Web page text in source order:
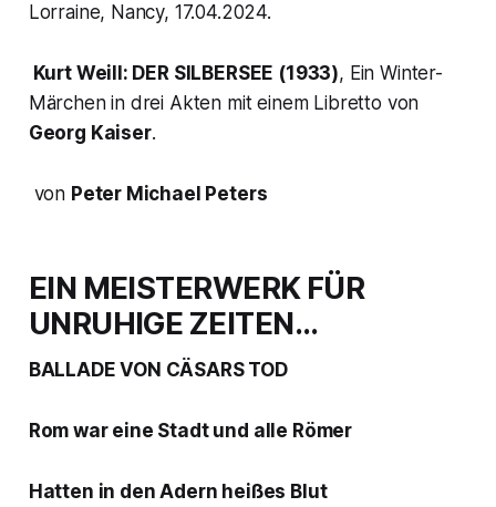
Lorraine, Nancy, 17.04.2024.
Kurt Weill: DER SILBERSEE (1933), Ein Winter-
Märchen in drei Akten mit einem Libretto von
Georg Kaiser.
von Peter Michael Peters
EIN MEISTERWERK FÜR
UNRUHIGE ZEITEN…
BALLADE VON CÄSARS TOD
Rom war eine Stadt und alle Römer
Hatten in den Adern heißes Blut